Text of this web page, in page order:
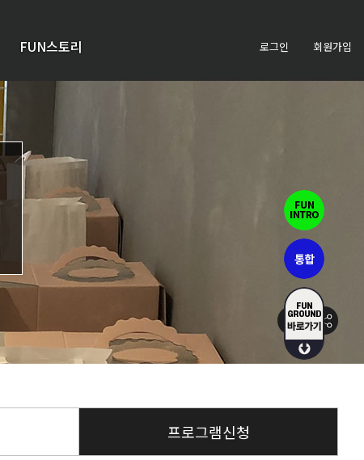
로그인 회원가입
FUN스토리
활동스
청소년
정책이
프로그램신청